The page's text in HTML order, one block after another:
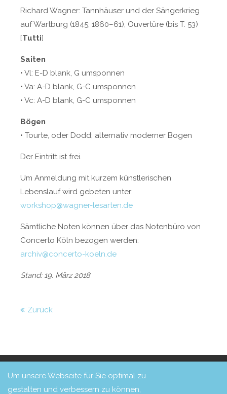
Richard Wagner: Tannhäuser und der Sängerkrieg
auf Wartburg (1845; 1860–61), Ouvertüre (bis T. 53)
[Tutti]
Saiten
• Vl: E-D blank, G umsponnen
• Va: A-D blank, G-C umsponnen
• Vc: A-D blank, G-C umsponnen
Bögen
• Tourte, oder Dodd; alternativ moderner Bogen
Der Eintritt ist frei.
Um Anmeldung mit kurzem künstlerischen
Lebenslauf wird gebeten unter:
workshop@wagner-lesarten.de
Sämtliche Noten können über das Notenbüro von
Concerto Köln bezogen werden:
archiv@concerto-koeln.de
Stand: 19. März 2018
Zurück
Copyright 2026 Freunde von Concerto Köln e. V.
Design & Umsetzung: Haberkorn Mediendesign
Um unsere Webseite für Sie optimal zu
gestalten und verbessern zu können,